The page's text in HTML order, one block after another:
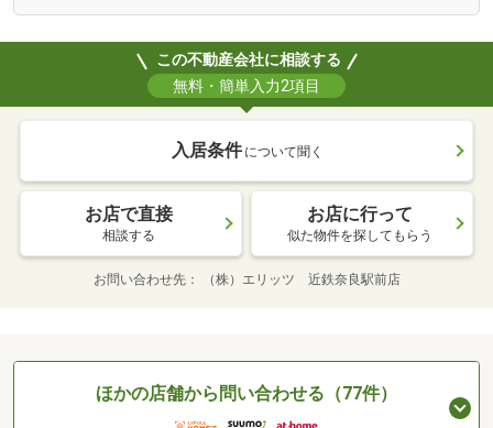
この不動産会社に相談する
無料・簡単入力2項目
入居条件 について聞く
お店で直接
相談する
お店に行って
似た物件を探してもらう
お問い合わせ先 （株）エリッツ 近鉄奈良駅前店
ほかの店舗から問い合わせる（77件）